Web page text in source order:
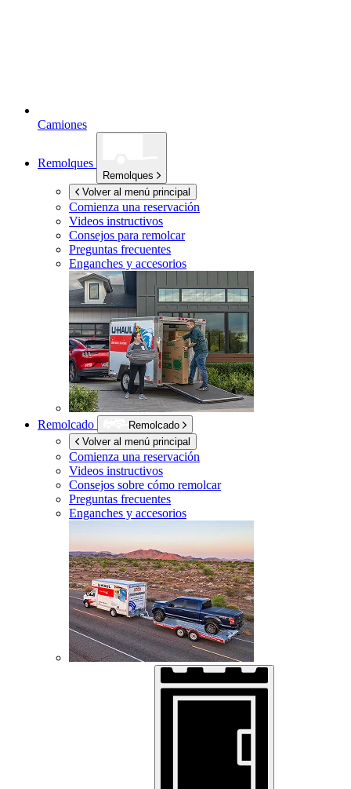
Camiones
Remolques
Remolques
Volver al menú principal
Comienza una reservación
Videos instructivos
Consejos para remolcar
Preguntas frecuentes
Enganches y accesorios
Remolcado
Remolcado
Volver al menú principal
Comienza una reservación
Videos instructivos
Consejos sobre cómo remolcar
Preguntas frecuentes
Enganches y accesorios